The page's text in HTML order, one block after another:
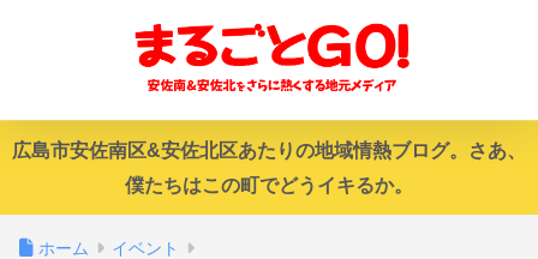
広島市安佐南区&安佐北区あたりの地域情熱ブログ。さあ、
僕たちはこの町でどうイキるか。
ホーム イベント